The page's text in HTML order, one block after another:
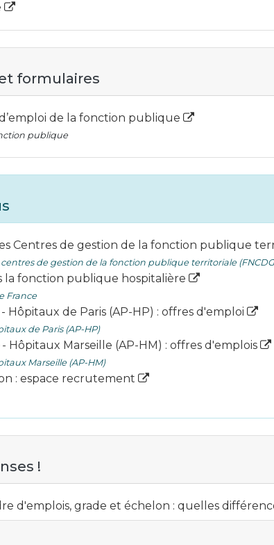
formulaires
de la fonction publique
publique
Centres de gestion de la fonction publique
de gestion de la fonction publique territoriale
la fonction publique hospitalière
France
Hôpitaux de Paris (AP-HP) : offres d'emploi
de Paris (AP-HP)
Hôpitaux Marseille (AP-HM) : offres d'emplois
Marseille (AP-HM)
: espace recrutement
!
d'emplois, grade et échelon : quelles